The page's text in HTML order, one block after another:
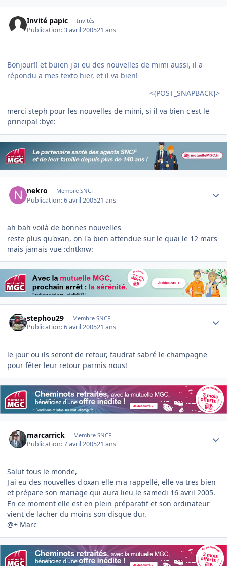
Invité papic Invités
Publication:3 avril 200521 ans
Bonjour!! et buien j'ai eu des nouvelles de mimi aussi, il a
répondu a mes texto hier, et il va bien!
<{POST_SNAPBACK}>
merci steph pour les nouvelles de mimi, si il va bien c'est le
principal :bye:
nekro Membre SNCF
Publication:6 avril 200521 ans
ah bah voilà de bonnes nouvelles
reste plus qu'oxan, on l'a bien attendue sur le quai le 12 mars
mais jamais vue :dntknw:
stephou29 Membre SNCF
Publication:6 avril 200521 ans
le jour ou ils seront de retour, faudrat sabré le champagne
pour fêter leur retour parmis nous!
marcarrick Membre SNCF
Publication:7 avril 200521 ans
Salut tous le monde,
J'ai eu des nouvelles d'oxan elle m'a rappellé, elle va tres bien
et prépare son mariage qui aura lieu le samedi 16 avril 2005.
En ce moment elle est en plein préparatif et son ordinateur
vient de lacher du moins son disque dur.
@+ Marc